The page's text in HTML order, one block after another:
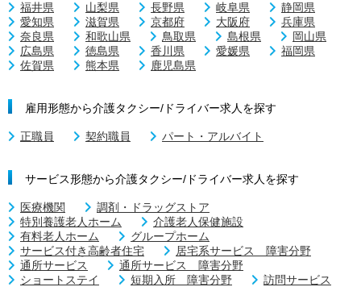
福井県
山梨県 長野県 岐阜県
静岡県
愛知県
滋賀県 京都府 大阪府
兵庫県
奈良県
和歌山県 鳥取県 島根県
岡山県
広島県
徳島県 香川県 愛媛県
福岡県
佐賀県
熊本県 鹿児島県
雇用形態から介護タクシー/ドライバー求人を探す
正職員 契約職員 パート・アルバイト
サービス形態から介護タクシー/ドライバー求人を探す
医療機関
調剤・ドラッグストア
特別養護老人ホーム
介護老人保健施設
有料老人ホーム
グループホーム
サービス付き高齢者住宅
居宅系サービス 障害分野
通所サービス
通所サービス 障害分野
ショートステイ
短期入所 障害分野
訪問サービス